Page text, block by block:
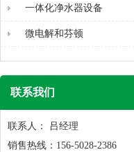
一体化净水器设备
微电解和芬顿
联系我们
联系人： 吕经理
销售热线：156-5028-2386